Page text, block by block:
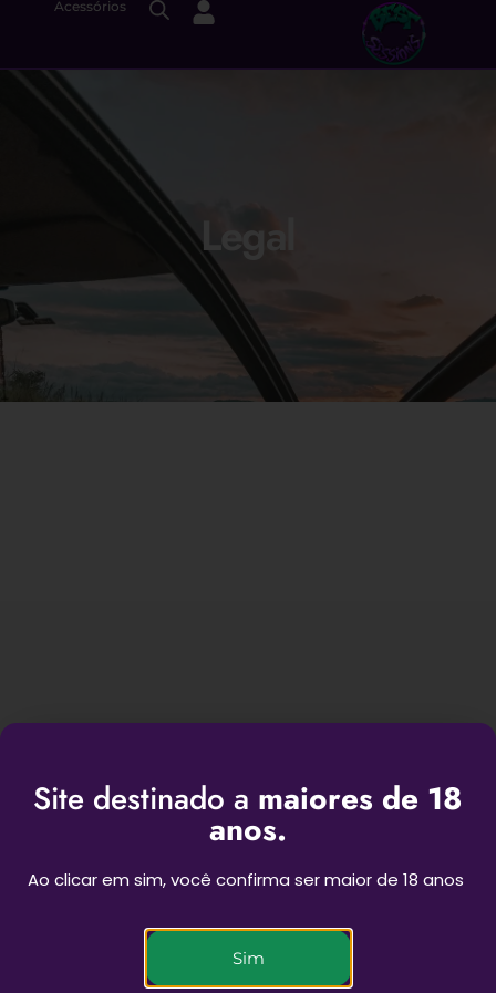
Acessórios
Legal
Novas experiências para as suas sessões
Site destinado a maiores de 18
anos.
Ao clicar em sim, você confirma ser maior de 18 anos
Sim